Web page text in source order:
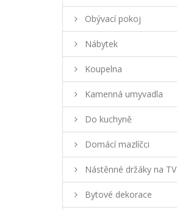
Obývací pokoj
Nábytek
Koupelna
Kamenná umyvadla
Do kuchyně
Domácí mazlíčci
Nástěnné držáky na TV
Bytové dekorace